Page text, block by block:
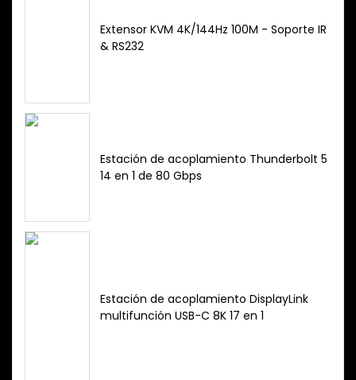
Extensor KVM 4K/144Hz 100M - Soporte IR
& RS232
Estación de acoplamiento Thunderbolt 5
14 en 1 de 80 Gbps
Estación de acoplamiento DisplayLink
multifunción USB-C 8K 17 en 1